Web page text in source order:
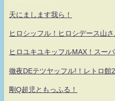
天にまします我ら！
ヒロシッフル！ヒロシデース山
ヒロユキユキッフルMAX！スー
徹夜DEテツヤッフル!！レトロ館2
剛Q超児ともっふる！